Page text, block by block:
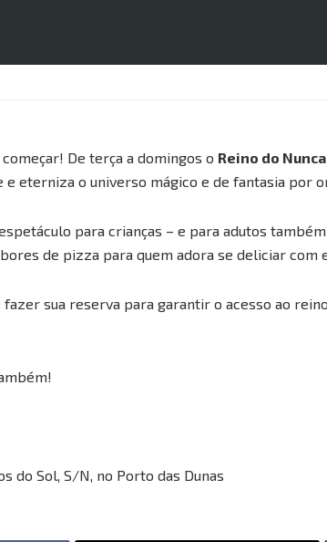
De terça a domingos o Reino do Nunca
e eterniza o universo mágico e de fantasia por
para crianças – e para adutos
de pizza para quem adora se deliciar com
sua reserva para garantir o acesso ao
do Sol, S/N, no Porto das Dunas